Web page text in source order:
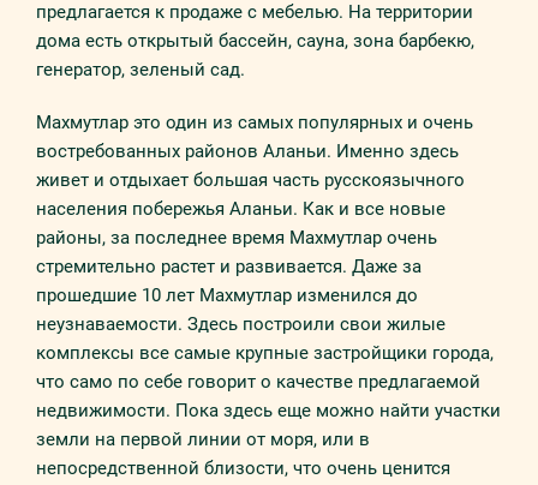
предлагается к продаже с мебелью. На территории
дома есть открытый бассейн, сауна, зона барбекю,
генератор, зеленый сад.
Махмутлар это один из самых популярных и очень
востребованных районов Аланьи. Именно здесь
живет и отдыхает большая часть русскоязычного
населения побережья Аланьи. Как и все новые
районы, за последнее время Махмутлар очень
стремительно растет и развивается. Даже за
прошедшие 10 лет Махмутлар изменился до
неузнаваемости. Здесь построили свои жилые
комплексы все самые крупные застройщики города,
что само по себе говорит о качестве предлагаемой
недвижимости. Пока здесь еще можно найти участки
земли на первой линии от моря, или в
непосредственной близости, что очень ценится